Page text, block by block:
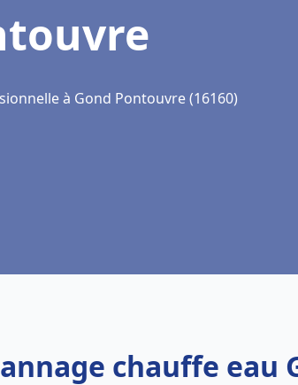
à Gond Pontouvre (16160)
chauffe eau